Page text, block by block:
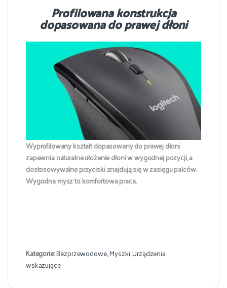
Profilowana konstrukcja
dopasowana do prawej dłoni
Wyprofilowany kształt dopasowany do prawej dłoni
zapewnia naturalne ułożenie dłoni w wygodnej pozycji, a
dostosowywalne przyciski znajdują się w zasięgu palców.
Wygodna mysz to komfortowa praca.
Kategorie:Bezprzewodowe,Myszki,Urządzenia
wskazujące